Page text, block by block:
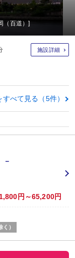
（百道）]
施設詳細
すべて見る（5件）
－
円～65,200円
）